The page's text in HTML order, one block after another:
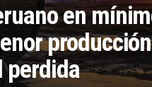
en
perdida